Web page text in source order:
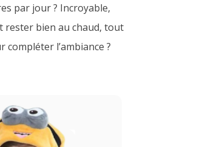
par jour ? Incroyable,
bien au chaud, tout
l’ambiance ?